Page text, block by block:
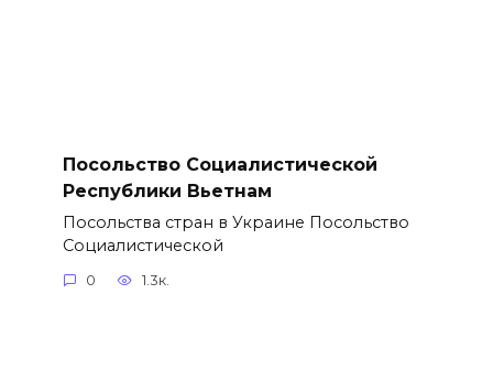
Посольство Социалистической
Республики Вьетнам
Посольства стран в Украине Посольство
Социалистической
0 1.3к.